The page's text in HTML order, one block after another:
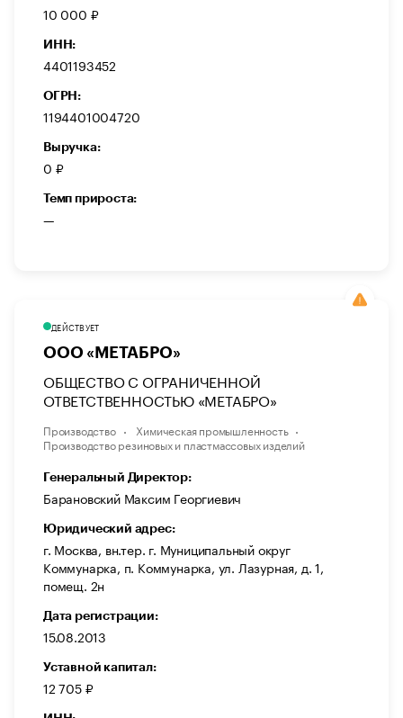
10 000 ₽
ИНН:
4401193452
ОГРН:
1194401004720
Выручка:
0 ₽
Темп прироста:
—
ДЕЙСТВУЕТ
ООО «МЕТАБРО»
ОБЩЕСТВО С ОГРАНИЧЕННОЙ
ОТВЕТСТВЕННОСТЬЮ «МЕТАБРО»
Производство
Химическая промышленность
Производство резиновых и пластмассовых изделий
Генеральный Директор:
Барановский Максим Георгиевич
Юридический адрес:
г. Москва, вн.тер. г. Муниципальный округ
Коммунарка, п. Коммунарка, ул. Лазурная, д. 1,
помещ. 2н
Дата регистрации:
15.08.2013
Уставной капитал:
12 705 ₽